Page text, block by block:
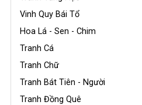
Vinh Quy Bái Tổ
Hoa Lá - Sen - Chim
Tranh Cá
Tranh Chữ
Tranh Bát Tiên - Người
Tranh Đồng Quê